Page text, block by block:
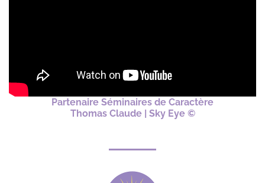
Partenaire Séminaires de Caractère
Thomas Claude | Sky Eye ©